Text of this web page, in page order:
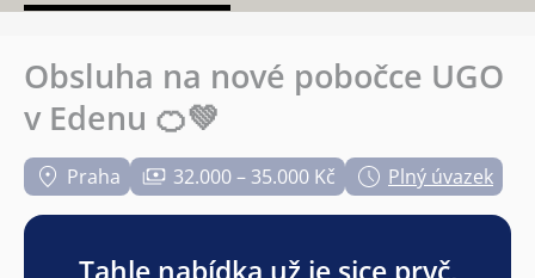
Obsluha na nové pobočce UGO
v Edenu 🍊💚
Praha 32.000 – 35.000 Kč Plný úvazek